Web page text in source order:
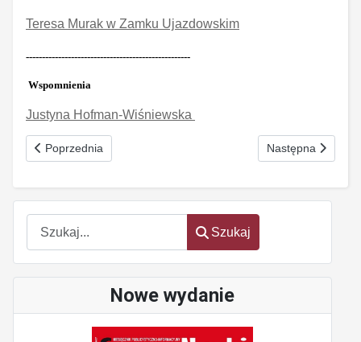
Szukaj
Szukaj
Nowe wydanie
Teresa Murak w Zamku Ujazdowskim
---------------------------------------------------
Wspomnienia
Justyna Hofman-Wiśniewska
Poprzednia strona: TTIP - drzwi dla ACTA? Nr 11(194) listopad
Poprzednia Następna strona:
Następna